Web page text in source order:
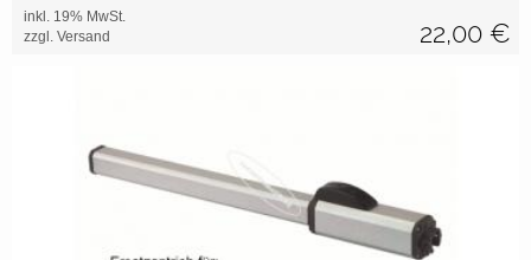
inkl. 19% MwSt.
zzgl. Versand
22,00 €